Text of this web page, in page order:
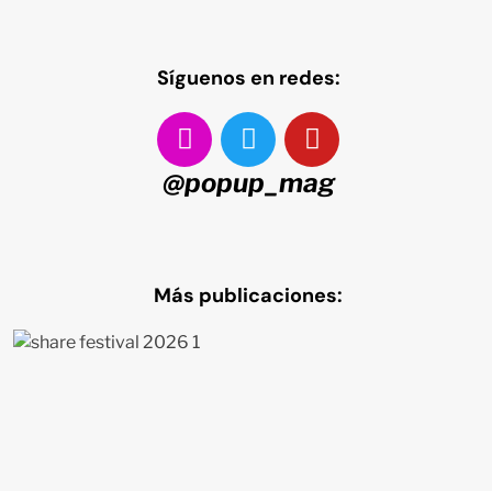
Síguenos en redes:
@popup_mag
Más publicaciones: